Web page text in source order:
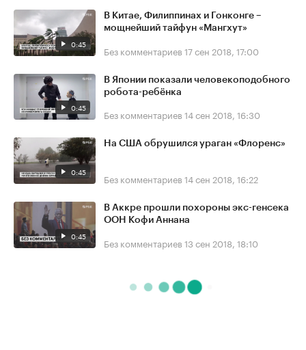
0:45
В Китае, Филиппинах и Гонконге –
мощнейший тайфун «Мангхут»
Без комментариев 17 сен 2018, 17:00
0:45
В Японии показали человекоподобного
робота-ребёнка
Без комментариев 14 сен 2018, 16:30
0:45
На США обрушился ураган «Флоренс»
Без комментариев 14 сен 2018, 16:22
0:45
В Аккре прошли похороны экс-генсека
ООН Кофи Аннана
Без комментариев 13 сен 2018, 18:10